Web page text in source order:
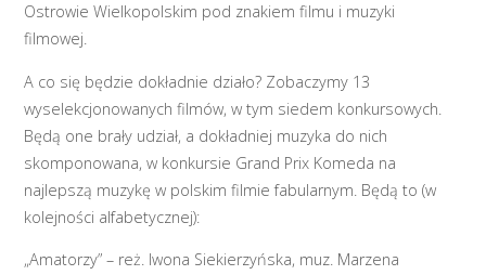
Ostrowie Wielkopolskim pod znakiem filmu i muzyki
filmowej.
A co się będzie dokładnie działo? Zobaczymy 13
wyselekcjonowanych filmów, w tym siedem konkursowych.
Będą one brały udział, a dokładniej muzyka do nich
skomponowana, w konkursie Grand Prix Komeda na
najlepszą muzykę w polskim filmie fabularnym. Będą to (w
kolejności alfabetycznej):
„Amatorzy” – reż. Iwona Siekierzyńska, muz. Marzena